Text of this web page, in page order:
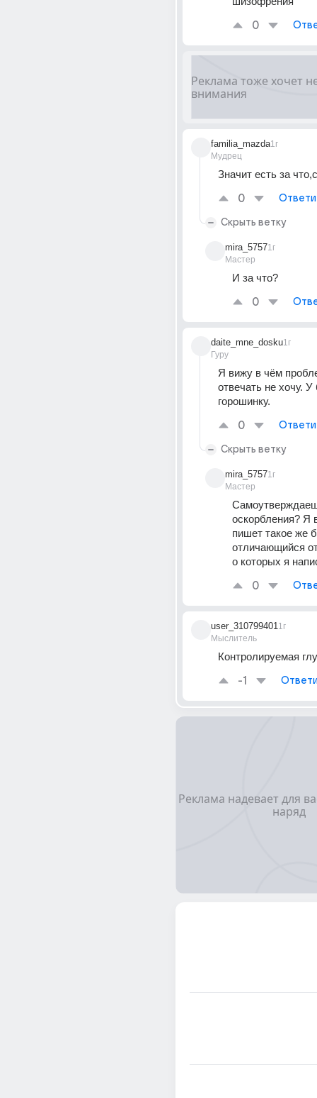
0
familia_mazda
Мудрец
1г
Значит есть за
0
Скрыть ветку
mira_5757
Мастер
1г
И за что?
0
daite_mne_dosku
Гуру
1г
Я вижу в чём
отвечать не хочу. У
горошинку.
0
Скрыть ветку
mira_5757
Мастер
1г
оскорбления? Я
пишет такое же
отличающийся
о которых я
0
user_310799401
Мыслитель
1г
Контролируемая
-1